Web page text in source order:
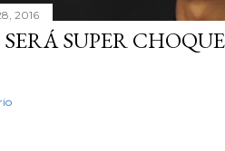
2016
SUPER